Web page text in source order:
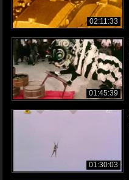
02:11:33
01:45:39
01:30:03